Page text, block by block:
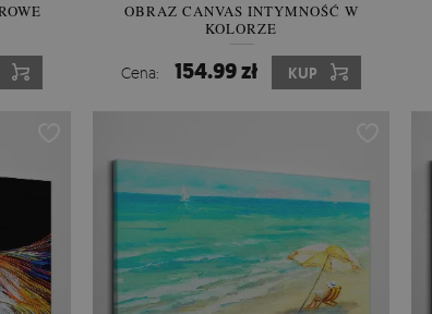
OBRAZ CANVAS INTYMNOŚĆ W
KOLORZE
Cena: 154.99 zł KUP